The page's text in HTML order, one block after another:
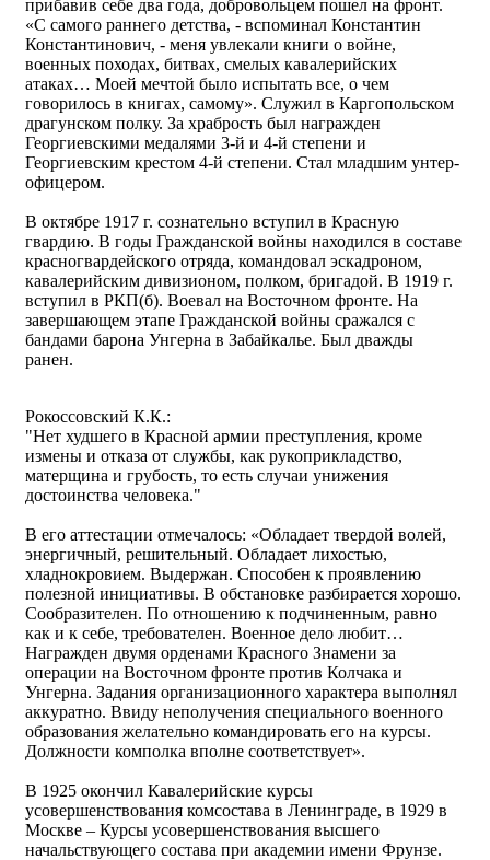
прибавив себе два года, добровольцем пошел на фронт.
«С самого раннего детства, - вспоминал Константин
Константинович, - меня увлекали книги о войне,
военных походах, битвах, смелых кавалерийских
атаках… Моей мечтой было испытать все, о чем
говорилось в книгах, самому». Служил в Каргопольском
драгунском полку. За храбрость был награжден
Георгиевскими медалями 3-й и 4-й степени и
Георгиевским крестом 4-й степени. Стал младшим унтер-
офицером.
В октябре 1917 г. сознательно вступил в Красную
гвардию. В годы Гражданской войны находился в составе
красногвардейского отряда, командовал эскадроном,
кавалерийским дивизионом, полком, бригадой. В 1919 г.
вступил в РКП(б). Воевал на Восточном фронте. На
завершающем этапе Гражданской войны сражался с
бандами барона Унгерна в Забайкалье. Был дважды
ранен.
Рокоссовский К.К.:
"Нет худшего в Красной армии преступления, кроме
измены и отказа от службы, как рукоприкладство,
матерщина и грубость, то есть случаи унижения
достоинства человека."
В его аттестации отмечалось: «Обладает твердой волей,
энергичный, решительный. Обладает лихостью,
хладнокровием. Выдержан. Способен к проявлению
полезной инициативы. В обстановке разбирается хорошо.
Сообразителен. По отношению к подчиненным, равно
как и к себе, требователен. Военное дело любит…
Награжден двумя орденами Красного Знамени за
операции на Восточном фронте против Колчака и
Унгерна. Задания организационного характера выполнял
аккуратно. Ввиду неполучения специального военного
образования желательно командировать его на курсы.
Должности комполка вполне соответствует».
В 1925 окончил Кавалерийские курсы
усовершенствования комсостава в Ленинграде, в 1929 в
Москве – Курсы усовершенствования высшего
начальствующего состава при академии имени Фрунзе.